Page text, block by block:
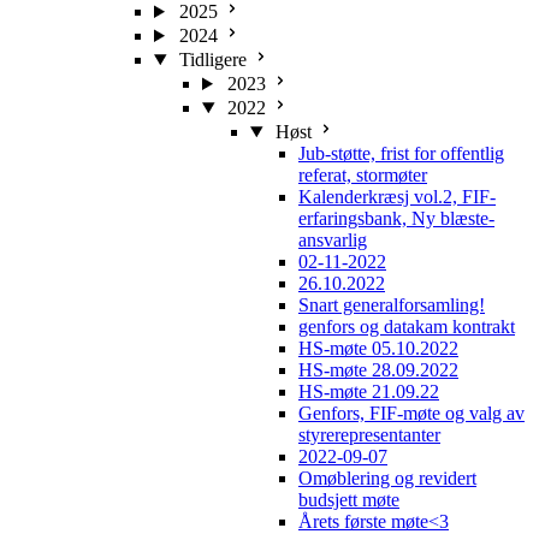
2025
2024
Tidligere
2023
2022
Høst
Jub-støtte, frist for offentlig
referat, stormøter
Kalenderkræsj vol.2, FIF-
erfaringsbank, Ny blæste-
ansvarlig
02-11-2022
26.10.2022
Snart generalforsamling!
genfors og datakam kontrakt
HS-møte 05.10.2022
HS-møte 28.09.2022
HS-møte 21.09.22
Genfors, FIF-møte og valg av
styrerepresentanter
2022-09-07
Omøblering og revidert
budsjett møte
Årets første møte<3